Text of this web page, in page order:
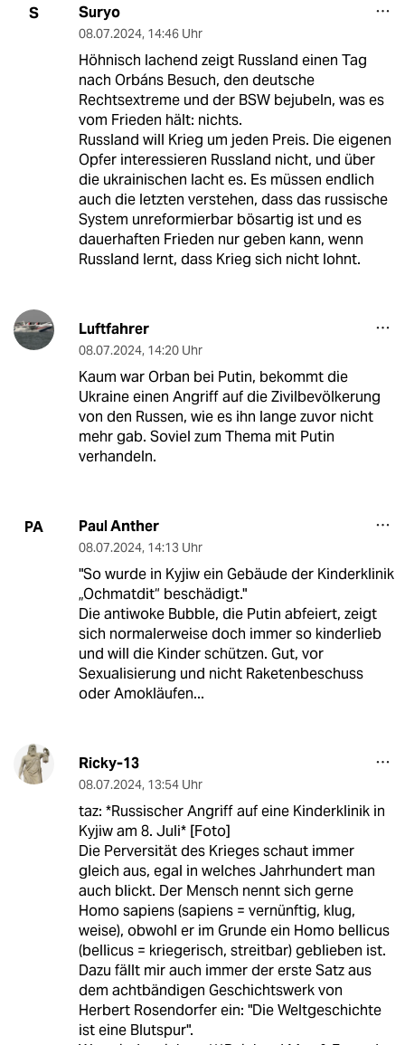
S Suryo
08.07.2024, 14:46 Uhr
Höhnisch lachend zeigt Russland einen Tag
nach Orbáns Besuch, den deutsche
Rechtsextreme und der BSW bejubeln, was es
vom Frieden hält: nichts.
Russland will Krieg um jeden Preis. Die eigenen
Opfer interessieren Russland nicht, und über
die ukrainischen lacht es. Es müssen endlich
auch die letzten verstehen, dass das russische
System unreformierbar bösartig ist und es
dauerhaften Frieden nur geben kann, wenn
Russland lernt, dass Krieg sich nicht lohnt.
Luftfahrer
08.07.2024, 14:20 Uhr
Kaum war Orban bei Putin, bekommt die
Ukraine einen Angriff auf die Zivilbevölkerung
von den Russen, wie es ihn lange zuvor nicht
mehr gab. Soviel zum Thema mit Putin
verhandeln.
PA Paul Anther
08.07.2024, 14:13 Uhr
"So wurde in Kyjiw ein Gebäude der Kinderklinik
„Ochmatdit“ beschädigt."
Die antiwoke Bubble, die Putin abfeiert, zeigt
sich normalerweise doch immer so kinderlieb
und will die Kinder schützen. Gut, vor
Sexualisierung und nicht Raketenbeschuss
oder Amokläufen...
Ricky-13
08.07.2024, 13:54 Uhr
taz: *Russischer Angriff auf eine Kinderklinik in
Kyjiw am 8. Juli* [Foto]
Die Perversität des Krieges schaut immer
gleich aus, egal in welches Jahrhundert man
auch blickt. Der Mensch nennt sich gerne
Homo sapiens (sapiens = vernünftig, klug,
weise), obwohl er im Grunde ein Homo bellicus
(bellicus = kriegerisch, streitbar) geblieben ist.
Dazu fällt mir auch immer der erste Satz aus
dem achtbändigen Geschichtswerk von
Herbert Rosendorfer ein: "Die Weltgeschichte
ist eine Blutspur".